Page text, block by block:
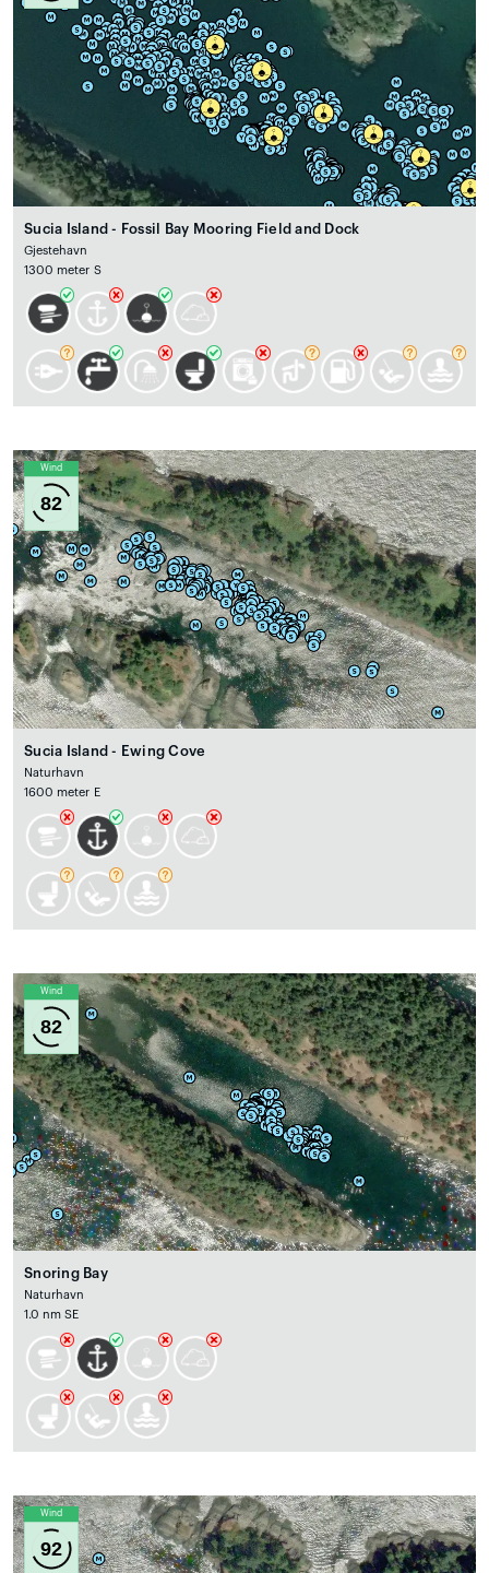
Sucia Island - Fossil Bay Mooring Field and Dock
Gjestehavn
1300 meter S
Wind
82
Sucia Island - Ewing Cove
Naturhavn
1600 meter E
Wind
82
Snoring Bay
Naturhavn
1.0 nm SE
Wind
92